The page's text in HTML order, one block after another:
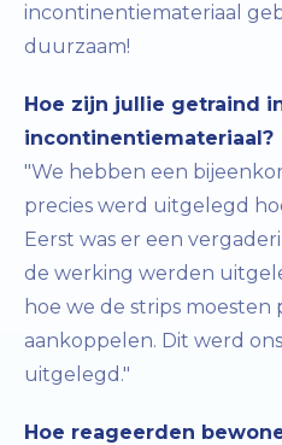
incontinentiemateriaal
duurzaam!
Hoe zijn jullie getraind
incontinentiemateriaal?
"We hebben een
precies werd uitgelegd
Eerst was er een
de werking werden
hoe we de strips moesten
aankoppelen. Dit werd
uitgelegd."
Hoe reageerden